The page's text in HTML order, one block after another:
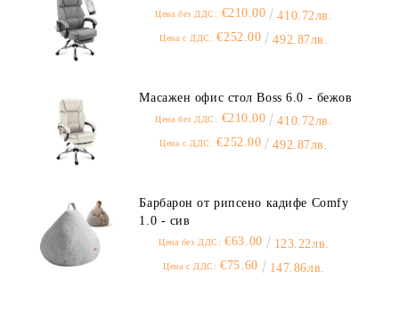
Цена без ДДС: €210.00 410.72лв.
Цена с ДДС: €252.00 492.87лв.
Масажен офис стол Boss 6.0 - бежов
Цена без ДДС: €210.00 410.72лв.
Цена с ДДС: €252.00 492.87лв.
Барбарон от рипсено кадифе Comfy
1.0 - сив
Цена без ДДС: €63.00 123.22лв.
Цена с ДДС: €75.60 147.86лв.